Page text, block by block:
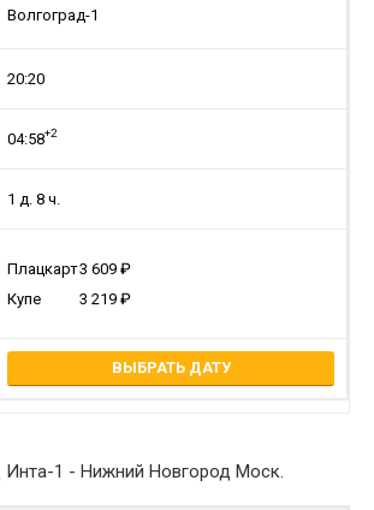
Волгоград-1
20:20
04:58+2
1 д. 8 ч.
Плацкарт3 609
Купе
3 219
ВЫБРАТЬ ДАТУ
Инта-1 - Нижний Новгород Моск.